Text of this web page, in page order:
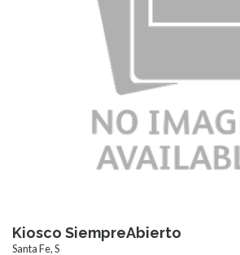
Kiosco SiempreAbierto
Santa Fe, S